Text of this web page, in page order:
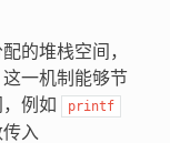
的堆栈空间，
一机制能够节
例如
printf
入